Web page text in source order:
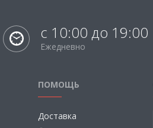
с 10:00 до 19:00
Ежедневно
ПОМОЩЬ
Доставка